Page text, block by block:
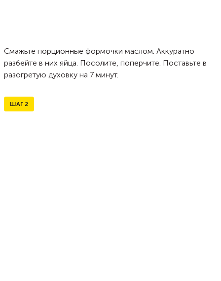
Смажьте порционные формочки маслом. Аккуратно
разбейте в них яйца. Посолите, поперчите. Поставьте в
разогретую духовку на 7 минут.
ШАГ 2